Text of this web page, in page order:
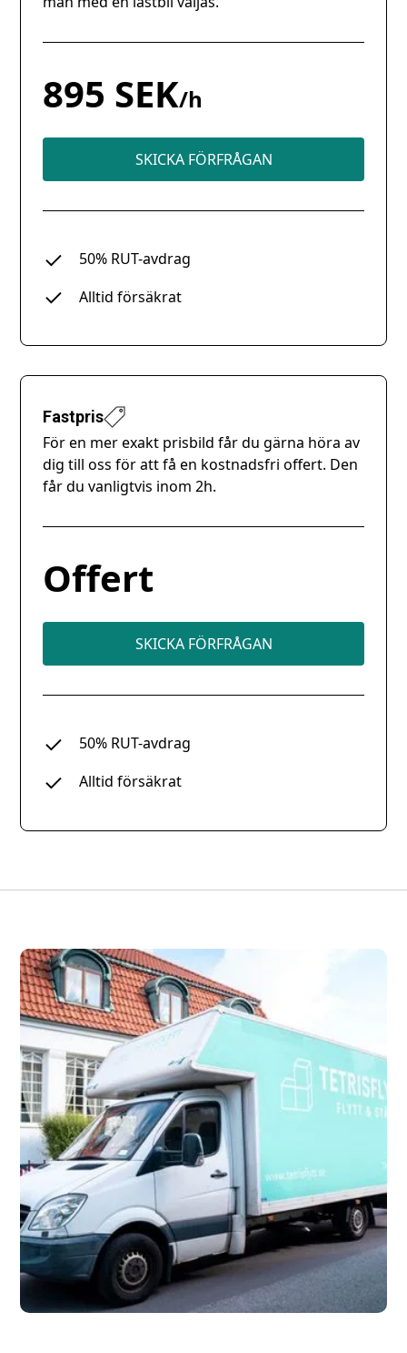
895 SEK/h
SKICKA FÖRFRÅGAN
50% RUT-avdrag
Alltid försäkrat
Fastpris
För en mer exakt prisbild får du gärna höra av
dig till oss för att få en kostnadsfri offert. Den
får du vanligtvis inom 2h.
Offert
SKICKA FÖRFRÅGAN
50% RUT-avdrag
Alltid försäkrat